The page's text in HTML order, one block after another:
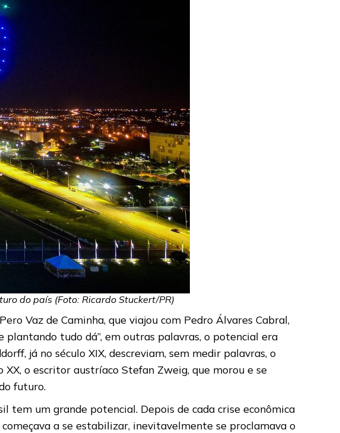
do país (Foto: Ricardo Stuckert/PR)
Vaz de Caminha, que viajou com Pedro Álvares Cabral,
tudo dá”, em outras palavras, o potencial era
já no século XIX, descreviam, sem medir palavras, o
o escritor austríaco Stefan Zweig, que morou e se
futuro.
tem um grande potencial. Depois de cada crise econômica
a se estabilizar, inevitavelmente se proclamava o